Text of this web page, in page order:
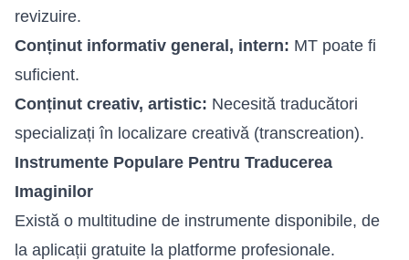
revizuire.
Conținut informativ general, intern: MT poate fi
suficient.
Conținut creativ, artistic: Necesită traducători
specializați în localizare creativă (transcreation).
Instrumente Populare Pentru Traducerea
Imaginilor
Există o multitudine de instrumente disponibile, de
la aplicații gratuite la platforme profesionale.